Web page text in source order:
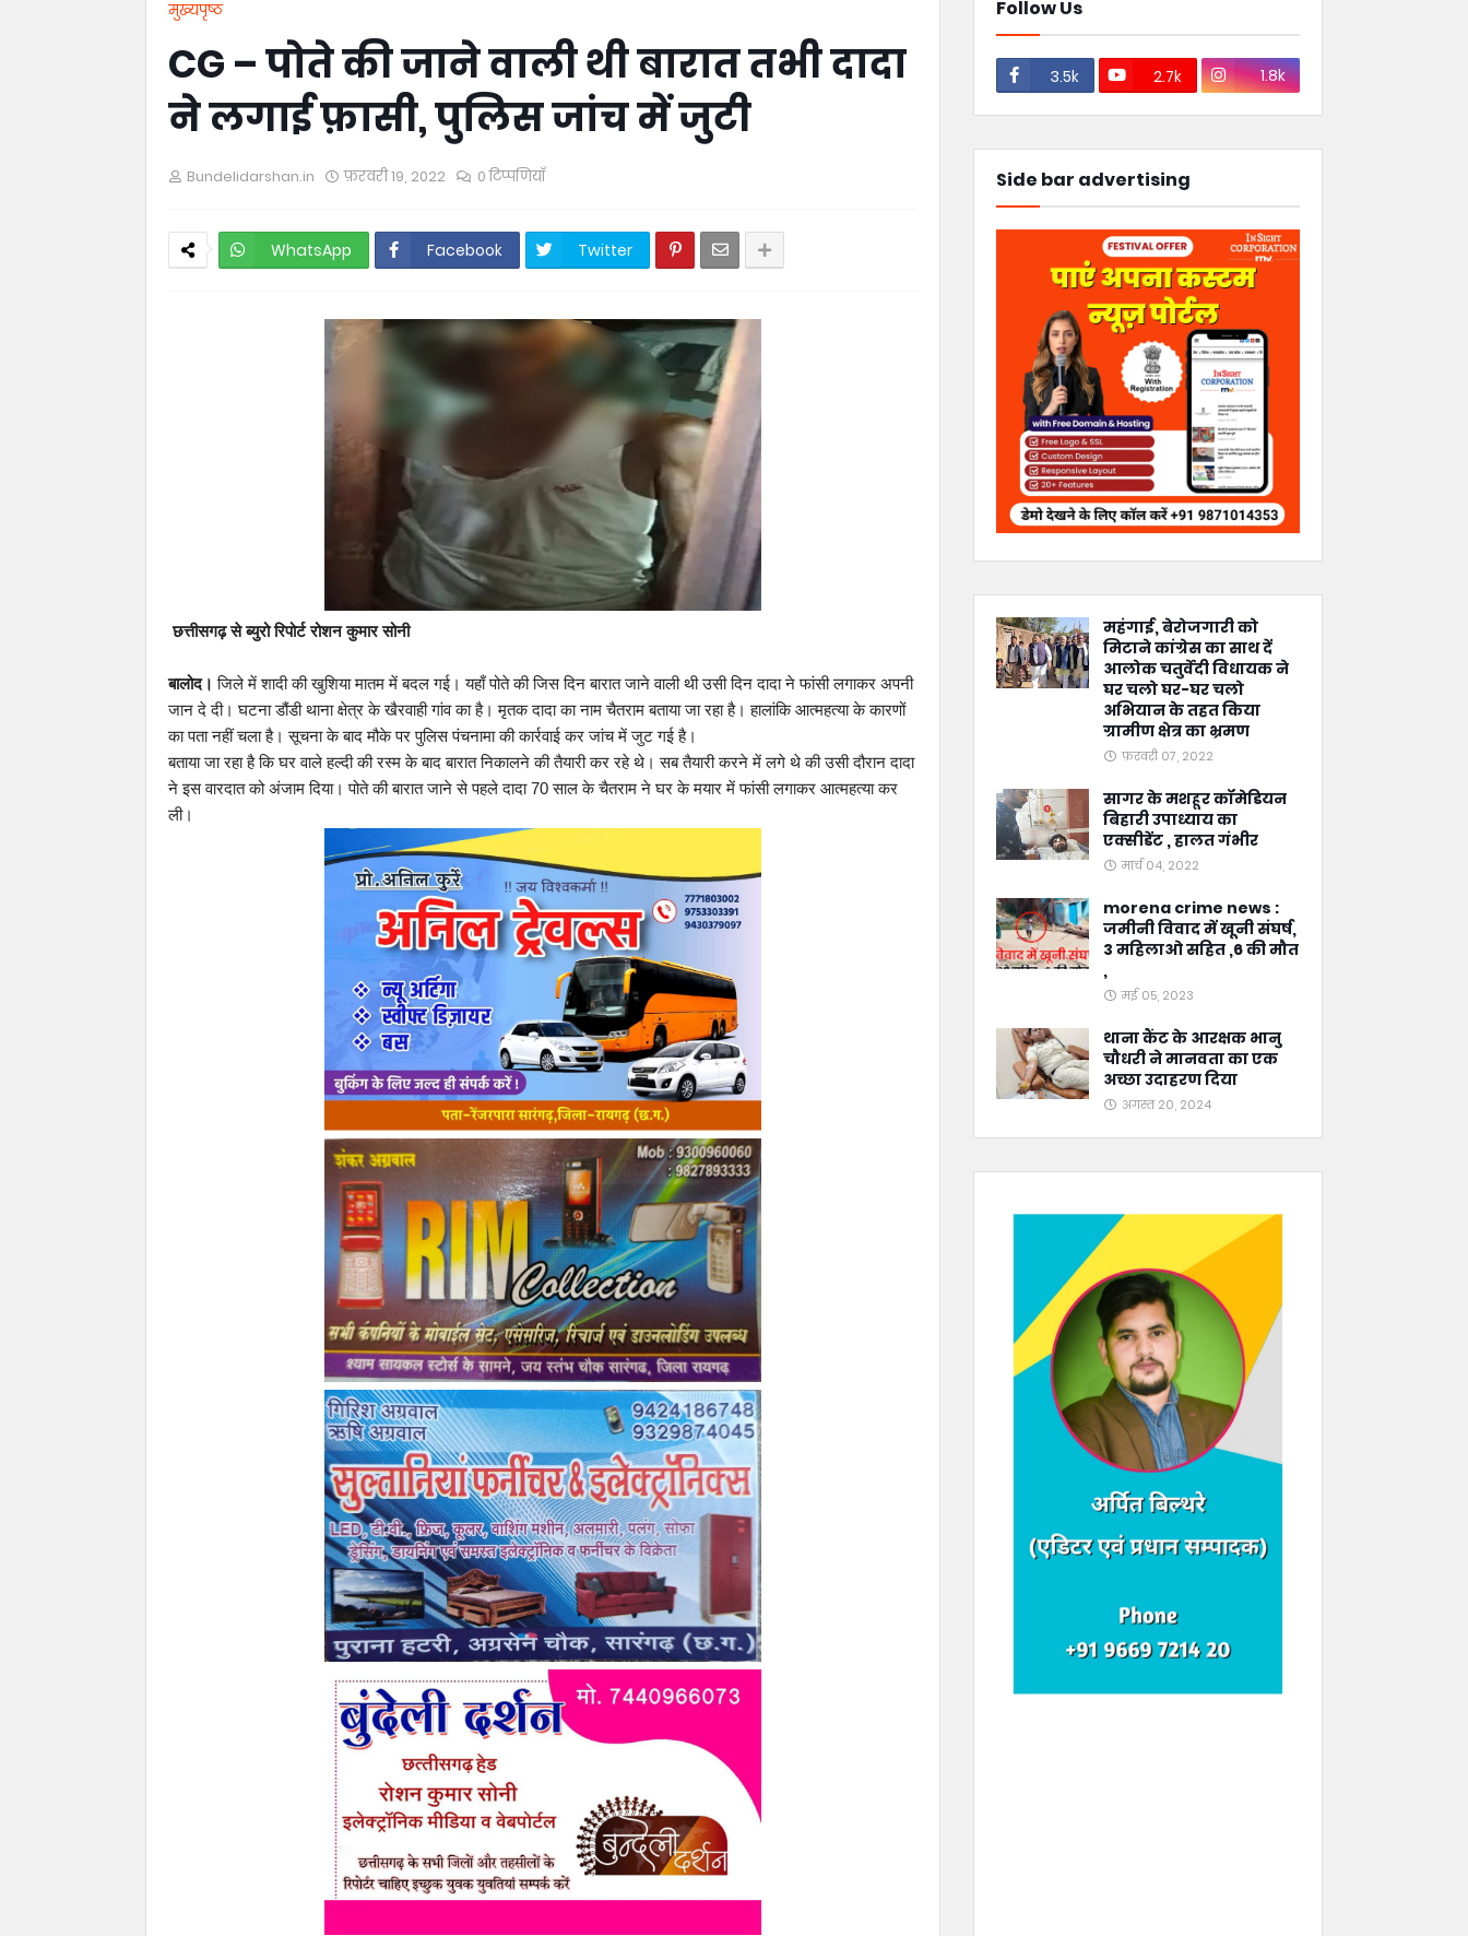
मुख्यपृष्ठ
CG – पोते की जाने वाली थी बारात तभी दादा
ने लगाई फ़ासी, पुलिस जांच में जुटी
Bundelidarshan.in फ़रवरी 19, 2022 0 टिप्पणियाँ
WhatsApp Facebook Twitter
छत्तीसगढ़ से ब्युरो रिपोर्ट रोशन कुमार सोनी
बालोद। जिले में शादी की खुशिया मातम में बदल गई। यहाँ पोते की जिस दिन बारात जाने वाली थी उसी दिन दादा ने फांसी लगाकर अपनी
जान दे दी। घटना डौंडी थाना क्षेत्र के खैरवाही गांव का है। मृतक दादा का नाम चैतराम बताया जा रहा है। हालांकि आत्महत्या के कारणों
का पता नहीं चला है। सूचना के बाद मौके पर पुलिस पंचनामा की कार्रवाई कर जांच में जुट गई है।
बताया जा रहा है कि घर वाले हल्दी की रस्म के बाद बारात निकालने की तैयारी कर रहे थे। सब तैयारी करने में लगे थे की उसी दौरान दादा
ने इस वारदात को अंजाम दिया। पोते की बारात जाने से पहले दादा 70 साल के चैतराम ने घर के मयार में फांसी लगाकर आत्महत्या कर
ली।
Follow Us
3.5k 2.7k 1.8k
Side bar advertising
महंगाई, बेरोजगारी को
मिटाने कांग्रेस का साथ दें
आलोक चतुर्वेदी विधायक ने
घर चलो घर-घर चलो
अभियान के तहत किया
ग्रामीण क्षेत्र का भ्रमण
फ़रवरी 07, 2022
सागर के मशहूर कॉमेडियन
बिहारी उपाध्याय का
एक्सीडेंट , हालत गंभीर
मार्च 04, 2022
morena crime news :
जमीनी विवाद में खूनी संघर्ष,
3 महिलाओ सहित ,6 की मौत
,
मई 05, 2023
थाना कैंट के आरक्षक भानु
चौधरी ने मानवता का एक
अच्छा उदाहरण दिया
अगस्त 20, 2024